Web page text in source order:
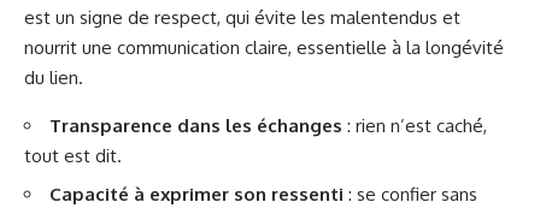
est un signe de respect, qui évite les malentendus et
nourrit une communication claire, essentielle à la longévité
du lien.
Transparence dans les échanges : rien n’est caché,
tout est dit.
Capacité à exprimer son ressenti : se confier sans